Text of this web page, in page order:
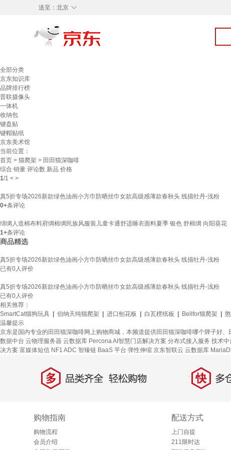
◇
送至： 北京
全部分类
京东知识库
品牌排行榜
普联摄像头
一体机
收纳包
键盘贴
键帽贴纸
京东美术馆
当前位置：
首页 > 猫爬架 > 田田猫深咖啡
综合 销量 评论数 新品 价格
1/1 < >
真5折专场2026新款绿色油画小方巾防晒丝巾女款高级感薄款春秋头 线描牡丹-浅粉
0+条评论
绵绸人造棉布料府绸棉绸民族风服装儿童卡通舒适睡衣面料夏季 银色 舒棉绸 向阳葵花
1+条评论
商品精选
真5折专场2026新款绿色油画小方巾防晒丝巾女款高级感薄款春秋头 线描牡丹-浅粉
已有0人评价
真5折专场2026新款绿色油画小方巾防晒丝巾女款高级感薄款春秋头 线描牡丹-浅粉
已有0人评价
相关推荐：
SmartCat猫狗玩具
伯纳天纯猫爬架 进口刨花板 白瓦楞纸板 Bellfor猫爬架
温馨提示
京东是国内专业的田田猫深咖啡网上购物商城，本频道提供田田猫深咖啡哪个牌子好
数据中台 云物理服务器 云数据库 PerconaAI智慧门店解决方案 分布式接入服务 技术中
决方案 富媒体短信 NF1 ADC 智臻链 BaaS 平台 弹性伸缩 京东智联云 云数据库
多 品类齐全，轻松购物 快 多仓
购物指南
购物流程
会员介绍
配送方式
上门自提
211限时达